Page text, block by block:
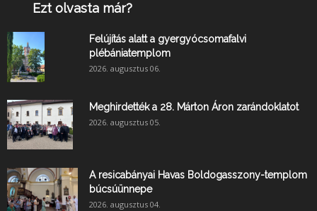
Ezt olvasta már?
Felújítás alatt a gyergyócsomafalvi
plébániatemplom
2026. augusztus 06.
Meghirdették a 28. Márton Áron zarándoklatot
2026. augusztus 05.
A resicabányai Havas Boldogasszony-templom
búcsúünnepe
2026. augusztus 04.